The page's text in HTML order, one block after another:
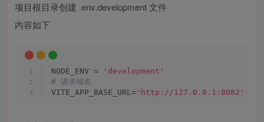
项目根目录创建 .env.development 文件
内容如下
NODE_ENV =
'development'
# 请求域名
VITE_APP_BASE_URL= 'http://127.0.0.1:8082'